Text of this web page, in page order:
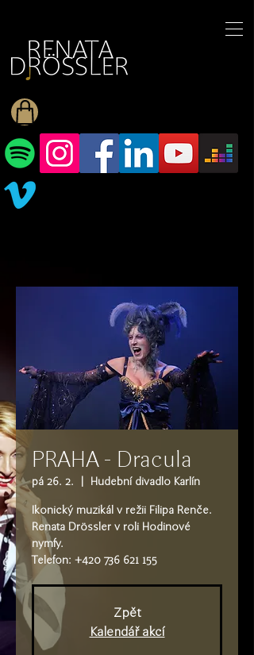
PRAHA - Dracula
pá 26. 2. Hudební divadlo Karlín
Ikonický muzikál v režii Filipa Renče.
Renata Drössler v roli Hodinové
nymfy.
Telefon: +420 736 621 155
Zpět
Kalendář akcí